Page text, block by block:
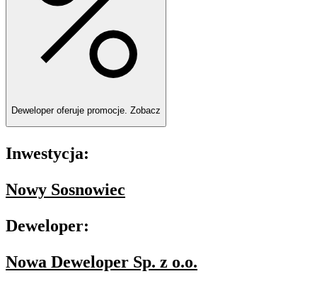
Deweloper oferuje promocje. Zobacz
Inwestycja:
Nowy Sosnowiec
Deweloper:
Nowa Deweloper Sp. z o.o.